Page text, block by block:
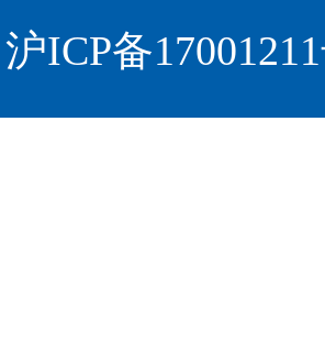
沪ICP备